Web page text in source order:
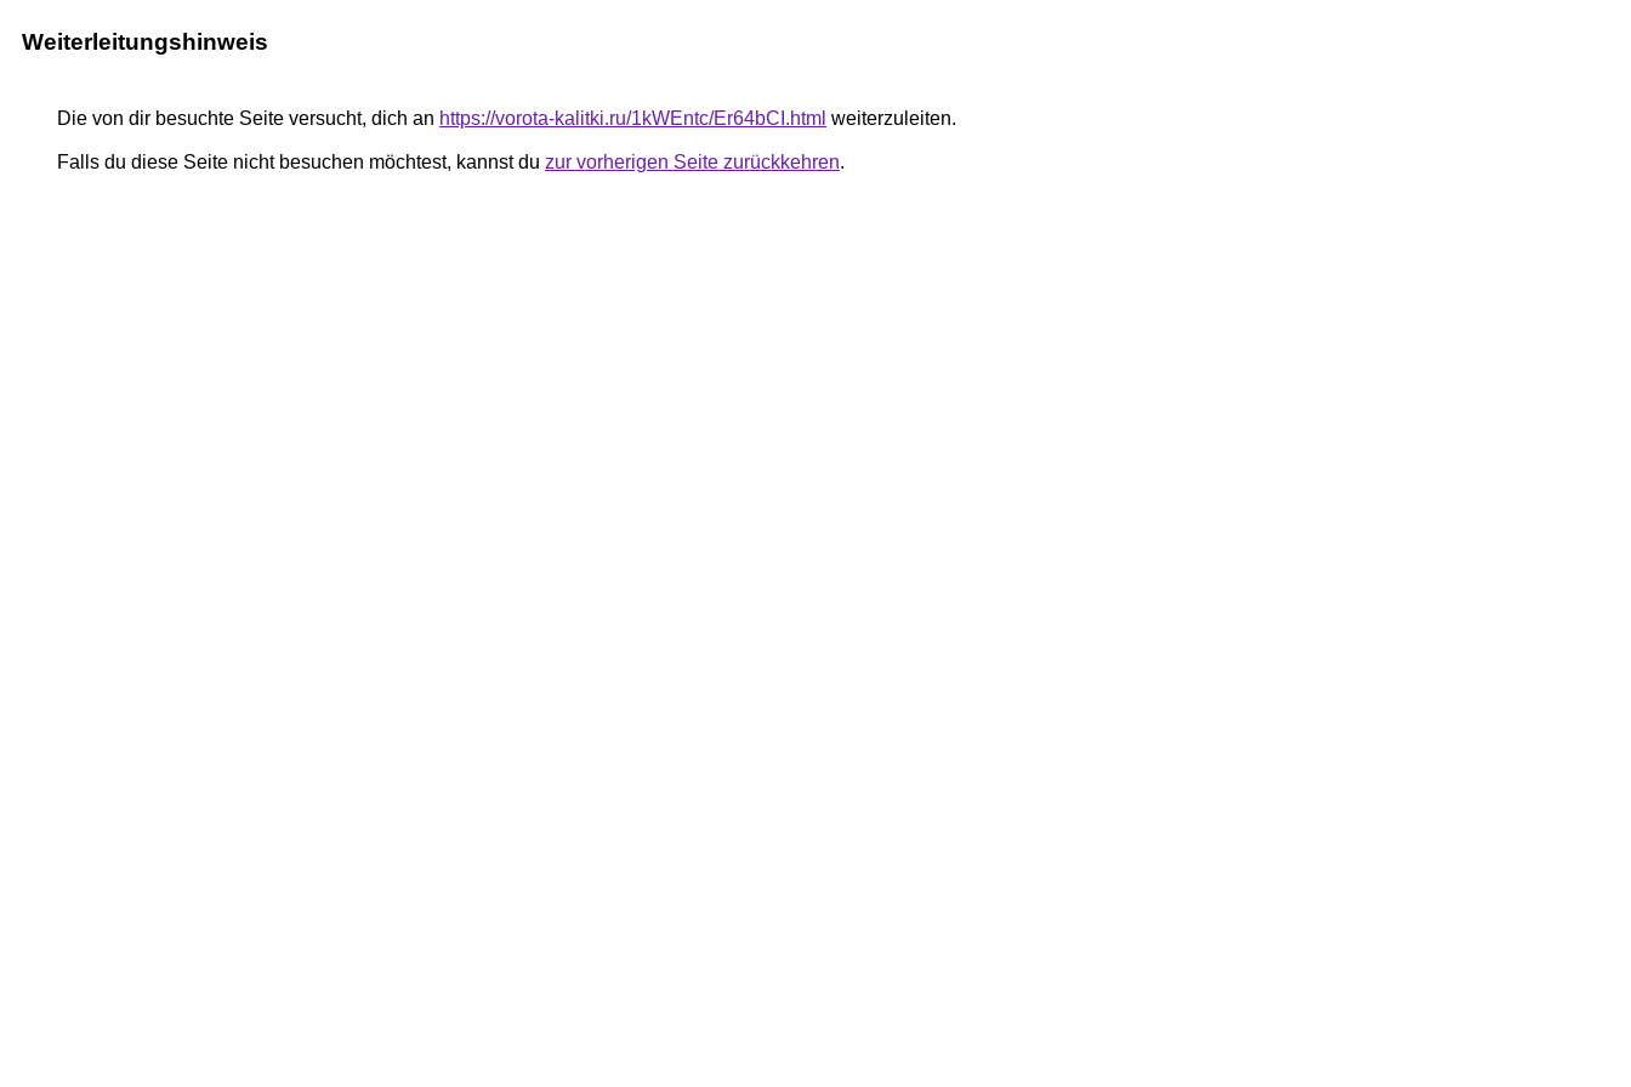
Weiterleitungshinweis
Die von dir besuchte Seite versucht, dich an https://vorota-kalitki.ru/1kWEntc/Er64bCI.html weiterzuleiten.
Falls du diese Seite nicht besuchen möchtest, kannst du zur vorherigen Seite zurückkehren.